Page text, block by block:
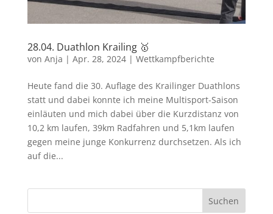
28.04. Duathlon Krailing 🥇
von Anja | Apr. 28, 2024| Wettkampfberichte
Heute fand die 30. Auflage des Krailinger Duathlons
statt und dabei konnte ich meine Multisport-Saison
einläuten und mich dabei über die Kurzdistanz von
10,2 km laufen, 39km Radfahren und 5,1km laufen
gegen meine junge Konkurrenz durchsetzen. Als ich
auf die...
Suchen